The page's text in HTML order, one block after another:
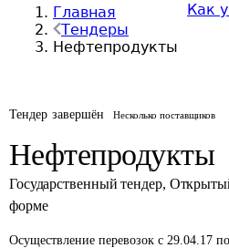
Главная
Тендеры
Нефтепродукты
Как
Тендер завершён Несколько поставщиков
Нефтепродукты
Государственный тендер,
форме
Осуществление перевозок с 29.04.17